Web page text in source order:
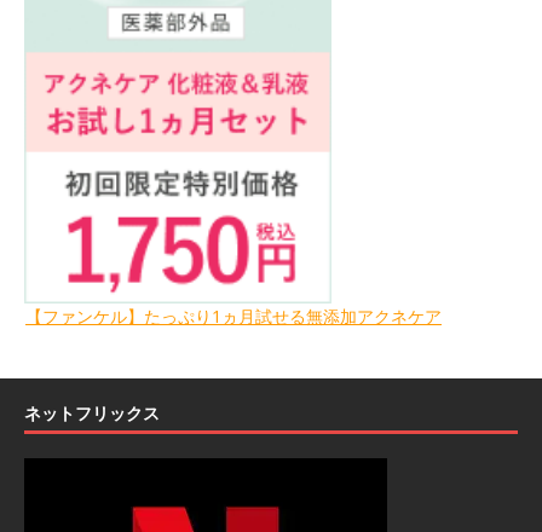
【ファンケル】たっぷり1ヵ月試せる無添加アクネケア
ネットフリックス